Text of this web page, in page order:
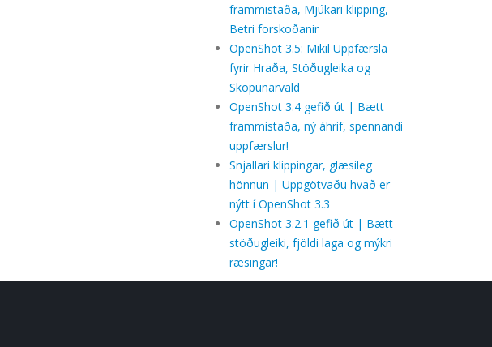
frammistaða, Mjúkari klipping,
Betri forskoðanir
OpenShot 3.5: Mikil Uppfærsla
fyrir Hraða, Stöðugleika og
Sköpunarvald
OpenShot 3.4 gefið út | Bætt
frammistaða, ný áhrif, spennandi
uppfærslur!
Snjallari klippingar, glæsileg
hönnun | Uppgötvaðu hvað er
nýtt í OpenShot 3.3
OpenShot 3.2.1 gefið út | Bætt
stöðugleiki, fjöldi laga og mýkri
ræsingar!